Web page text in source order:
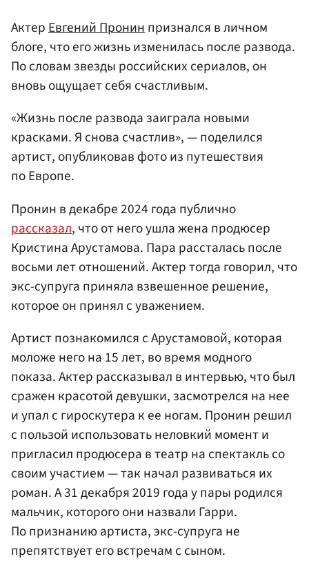
АктерЕвгений Пронинпризнался в личном
блоге, что его жизнь изменилась после развода.
По словам звезды российских сериалов, он
вновь ощущает себя счастливым.
«Жизнь после развода заиграла новыми
красками. Я снова счастлив», — поделился
артист, опубликовав фото из путешествия
по Европе.
Пронин в декабре 2024 года публично
рассказал, что от него ушла жена продюсер
Кристина Арустамова. Пара рассталась после
восьми лет отношений. Актер тогда говорил, что
экс-супруга приняла взвешенное решение,
которое он принял с уважением.
Артист познакомился с Арустамовой, которая
моложе него на 15 лет, во время модного
показа. Актер рассказывал в интервью, что был
сражен красотой девушки, засмотрелся на нее
и упал с гироскутера к ее ногам. Пронин решил
с пользой использовать неловкий момент и
пригласил продюсера в театр на спектакль со
своим участием — так начал развиваться их
роман. А 31 декабря 2019 года у пары родился
мальчик, которого они назвали Гарри.
По признанию артиста, экс-супруга не
препятствует его встречам с сыном.